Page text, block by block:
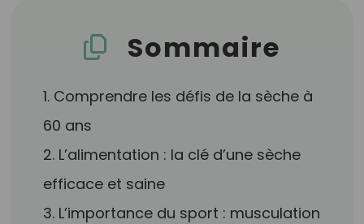
Sommaire
1. Comprendre les défis de la sèche à
60 ans
2. L’alimentation : la clé d’une sèche
efficace et saine
3. L’importance du sport : musculation